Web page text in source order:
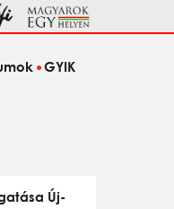
GYIK
Új-